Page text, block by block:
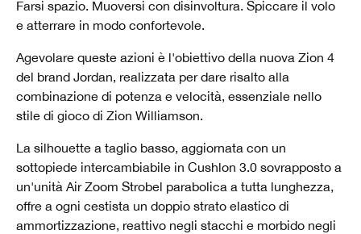
Farsi spazio. Muoversi con disinvoltura. Spiccare il volo
e atterrare in modo confortevole.
Agevolare queste azioni è l'obiettivo della nuova Zion 4
del brand Jordan, realizzata per dare risalto alla
combinazione di potenza e velocità, essenziale nello
stile di gioco di Zion Williamson.
La silhouette a taglio basso, aggiornata con un
sottopiede intercambiabile in Cushlon 3.0 sovrapposto a
un'unità Air Zoom Strobel parabolica a tutta lunghezza,
offre a ogni cestista un doppio strato elastico di
ammortizzazione, reattivo negli stacchi e morbido negli